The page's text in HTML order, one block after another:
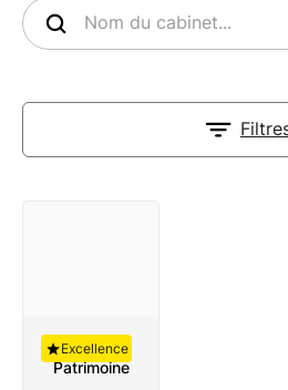
Auguste
Patrimoine
Excellence